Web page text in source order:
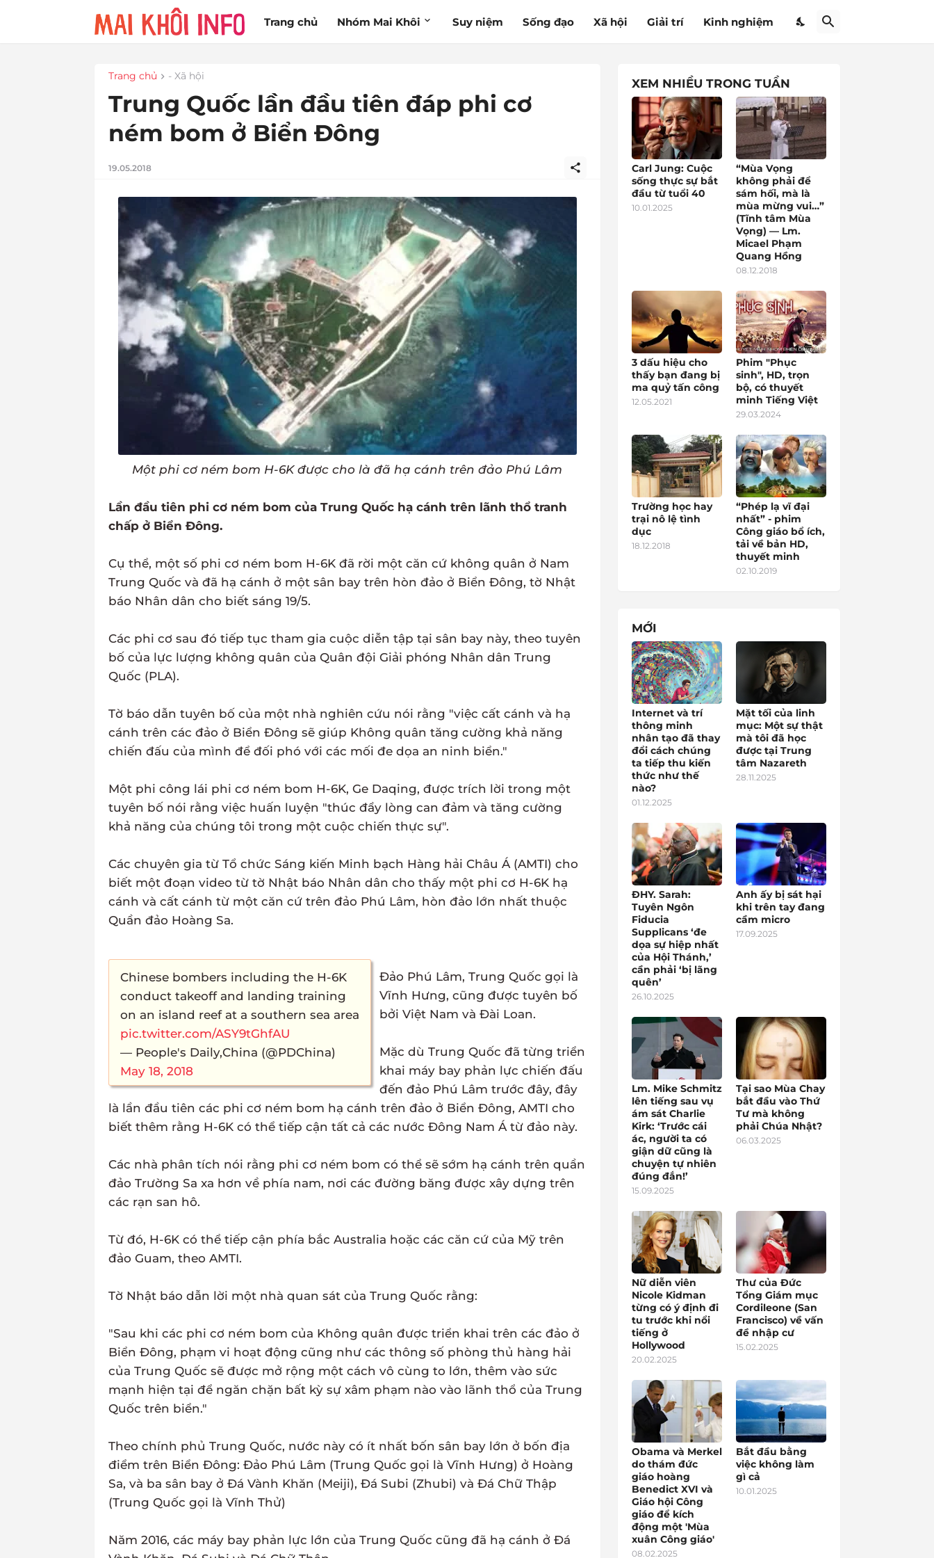
Trang chủ Nhóm Mai Khôi Suy niệm Sống đạo Xã hội Giải trí Kinh nghiệm
Trang chủ - Xã hội
Trung Quốc lần đầu tiên đáp phi cơ
ném bom ở Biển Đông
19.05.2018
Một phi cơ ném bom H-6K được cho là đã hạ cánh trên đảo Phú Lâm
Lần đầu tiên phi cơ ném bom của Trung Quốc hạ cánh trên lãnh thổ tranh
chấp ở Biển Đông.
Cụ thể, một số phi cơ ném bom H-6K đã rời một căn cứ không quân ở Nam
Trung Quốc và đã hạ cánh ở một sân bay trên hòn đảo ở Biển Đông, tờ Nhật
báo Nhân dân cho biết sáng 19/5.
Các phi cơ sau đó tiếp tục tham gia cuộc diễn tập tại sân bay này, theo tuyên
bố của lực lượng không quân của Quân đội Giải phóng Nhân dân Trung
Quốc (PLA).
Tờ báo dẫn tuyên bố của một nhà nghiên cứu nói rằng "việc cất cánh và hạ
cánh trên các đảo ở Biển Đông sẽ giúp Không quân tăng cường khả năng
chiến đấu của mình để đối phó với các mối đe dọa an ninh biển."
Một phi công lái phi cơ ném bom H-6K, Ge Daqing, được trích lời trong một
tuyên bố nói rằng việc huấn luyện "thúc đẩy lòng can đảm và tăng cường
khả năng của chúng tôi trong một cuộc chiến thực sự".
Các chuyên gia từ Tổ chức Sáng kiến Minh bạch Hàng hải Châu Á (AMTI) cho
biết một đoạn video từ tờ Nhật báo Nhân dân cho thấy một phi cơ H-6K hạ
cánh và cất cánh từ một căn cứ trên đảo Phú Lâm, hòn đảo lớn nhất thuộc
Quần đảo Hoàng Sa.
Chinese bombers including the H-6K
conduct takeoff and landing training
on an island reef at a southern sea area
pic.twitter.com/ASY9tGhfAU
— People's Daily,China (@PDChina)
May 18, 2018
Đảo Phú Lâm, Trung Quốc gọi là
Vĩnh Hưng, cũng được tuyên bố
bởi Việt Nam và Đài Loan.
Mặc dù Trung Quốc đã từng triển
khai máy bay phản lực chiến đấu
đến đảo Phú Lâm trước đây, đây
là lần đầu tiên các phi cơ ném bom hạ cánh trên đảo ở Biển Đông, AMTI cho
biết thêm rằng H-6K có thể tiếp cận tất cả các nước Đông Nam Á từ đảo này.
Các nhà phân tích nói rằng phi cơ ném bom có thể sẽ sớm hạ cánh trên quần
đảo Trường Sa xa hơn về phía nam, nơi các đường băng được xây dựng trên
các rạn san hô.
Từ đó, H-6K có thể tiếp cận phía bắc Australia hoặc các căn cứ của Mỹ trên
đảo Guam, theo AMTI.
Tờ Nhật báo dẫn lời một nhà quan sát của Trung Quốc rằng:
"Sau khi các phi cơ ném bom của Không quân được triển khai trên các đảo ở
Biển Đông, phạm vi hoạt động cũng như các thông số phòng thủ hàng hải
của Trung Quốc sẽ được mở rộng một cách vô cùng to lớn, thêm vào sức
mạnh hiện tại để ngăn chặn bất kỳ sự xâm phạm nào vào lãnh thổ của Trung
Quốc trên biển."
Theo chính phủ Trung Quốc, nước này có ít nhất bốn sân bay lớn ở bốn địa
điểm trên Biển Đông: Đảo Phú Lâm (Trung Quốc gọi là Vĩnh Hưng) ở Hoàng
Sa, và ba sân bay ở Đá Vành Khăn (Meiji), Đá Subi (Zhubi) và Đá Chữ Thập
(Trung Quốc gọi là Vĩnh Thử)
Năm 2016, các máy bay phản lực lớn của Trung Quốc cũng đã hạ cánh ở Đá
XEM NHIỀU TRONG TUẦN
Carl Jung: Cuộc
sống thực sự bắt
đầu từ tuổi 40
10.01.2025
“Mùa Vọng
không phải để
sám hối, mà là
mùa mừng vui…”
(Tĩnh tâm Mùa
Vọng) — Lm.
Micael Phạm
Quang Hồng
08.12.2018
3 dấu hiệu cho
thấy bạn đang bị
ma quỷ tấn công
12.05.2021
Phim "Phục
sinh", HD, trọn
bộ, có thuyết
minh Tiếng Việt
29.03.2024
Trường học hay
trại nô lệ tình
dục
18.12.2018
“Phép lạ vĩ đại
nhất” - phim
Công giáo bổ ích,
tải về bản HD,
thuyết minh
02.10.2019
MỚI
Internet và trí
thông minh
nhân tạo đã thay
đổi cách chúng
ta tiếp thu kiến
thức như thế
nào?
01.12.2025
Mặt tối của linh
mục: Một sự thật
mà tôi đã học
được tại Trung
tâm Nazareth
28.11.2025
ĐHY. Sarah:
Tuyên Ngôn
Fiducia
Supplicans ‘đe
dọa sự hiệp nhất
của Hội Thánh,’
cần phải ‘bị lãng
quên’
26.10.2025
Anh ấy bị sát hại
khi trên tay đang
cầm micro
17.09.2025
Lm. Mike Schmitz
lên tiếng sau vụ
ám sát Charlie
Kirk: ‘Trước cái
ác, người ta có
giận dữ cũng là
chuyện tự nhiên
đúng đắn!’
15.09.2025
Tại sao Mùa Chay
bắt đầu vào Thứ
Tư mà không
phải Chúa Nhật?
06.03.2025
Nữ diễn viên
Nicole Kidman
từng có ý định đi
tu trước khi nổi
tiếng ở
Hollywood
20.02.2025
Thư của Đức
Tổng Giám mục
Cordileone (San
Francisco) về vấn
đề nhập cư
15.02.2025
Obama và Merkel
do thám đức
giáo hoàng
Benedict XVI và
Giáo hội Công
giáo để kích
động một 'Mùa
xuân Công giáo'
08.02.2025
Bắt đầu bằng
việc không làm
gì cả
10.01.2025